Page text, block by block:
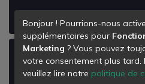
Déchetterie de Creil
Parc Alata
Bonjour ! Pourrions-nous
supplémentaires pour
Marketing ? Vous pouvez
votre consentement plus tard.
veuillez lire notre politique de